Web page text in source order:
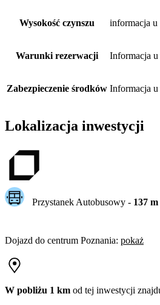
Wysokość czynszu informacja u
Warunki rezerwacji Informacja u
Zabezpieczenie środków Informacja u
Lokalizacja inwestycji
Przystanek Autobusowy - 137m
Dojazd do centrum Poznania: pokaż
W pobliżu 1 km od tej inwestycji